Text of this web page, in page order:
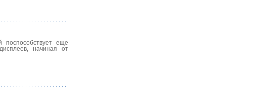
поспособствует еще
начиная от